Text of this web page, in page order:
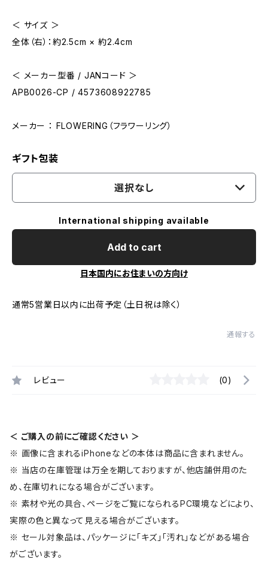
＜ サイズ ＞
全体（右）：約2.5cm × 約2.4cm
＜ メーカー型番 / JANコード ＞
APB0026-CP / 4573608922785
メーカー ： FLOWERING（フラワーリング）
ギフト包装
選択なし
International shipping available
Add to cart
日本国内にお住まいの方向け
通常5営業日以内に出荷予定（土日祝は除く）
通報する
レビュー (0)
＜ ご購入の前にご確認ください ＞
※ 画像に含まれるiPhoneなどの本体は商品に含まれません。
※ 当店の在庫管理は万全を期しておりますが、他店舗併用のた
め、在庫切れになる場合がございます。
※ 素材や光の具合、ページをご覧になられるPC環境などにより、
実際の色と異なって見える場合がございます。
※ セール対象品は、パッケージに「キズ」「汚れ」などがある場合
がございます。